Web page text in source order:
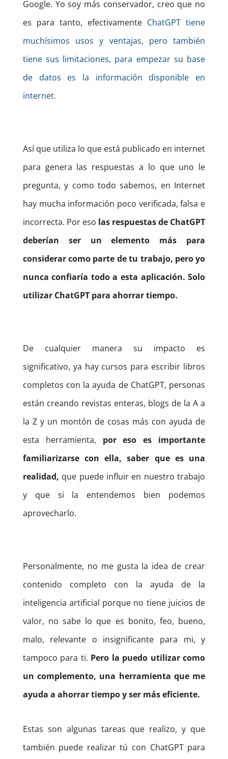
Google. Yo soy más conservador, creo que no
es para tanto, efectivamente ChatGPT tiene
muchísimos usos y ventajas, pero también
tiene sus limitaciones, para empezar su base
de datos es la información disponible en
internet.
Así que utiliza lo que está publicado en internet
para genera las respuestas a lo que uno le
pregunta, y como todo sabemos, en Internet
hay mucha información poco verificada, falsa e
incorrecta. Por eso las respuestas de ChatGPT
deberían ser un elemento más para
considerar como parte de tu trabajo, pero yo
nunca confiaría todo a esta aplicación. Solo
utilizar ChatGPT para ahorrar tiempo.
De cualquier manera su impacto es
significativo, ya hay cursos para escribir libros
completos con la ayuda de ChatGPT, personas
están creando revistas enteras, blogs de la A a
la Z y un montón de cosas más con ayuda de
esta herramienta, por eso es importante
familiarizarse con ella, saber que es una
realidad, que puede influir en nuestro trabajo
y que si la entendemos bien podemos
aprovecharlo.
Personalmente, no me gusta la idea de crear
contenido completo con la ayuda de la
inteligencia artificial porque no tiene juicios de
valor, no sabe lo que es bonito, feo, bueno,
malo, relevante o insignificante para mi, y
tampoco para ti. Pero la puedo utilizar como
un complemento, una herramienta que me
ayuda a ahorrar tiempo y ser más eficiente.
Estas son algunas tareas que realizo, y que
también puede realizar tú con ChatGPT para